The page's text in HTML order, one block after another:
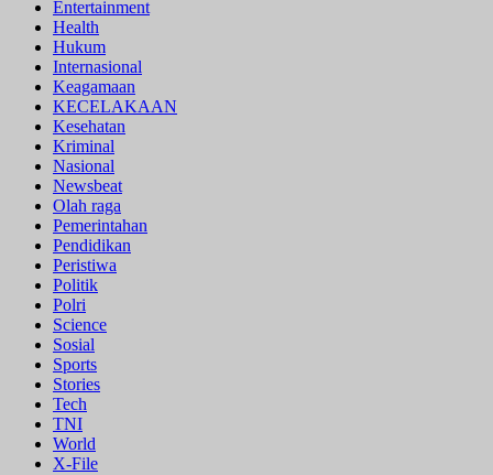
Entertainment
Health
Hukum
Internasional
Keagamaan
KECELAKAAN
Kesehatan
Kriminal
Nasional
Newsbeat
Olah raga
Pemerintahan
Pendidikan
Peristiwa
Politik
Polri
Science
Sosial
Sports
Stories
Tech
TNI
World
X-File